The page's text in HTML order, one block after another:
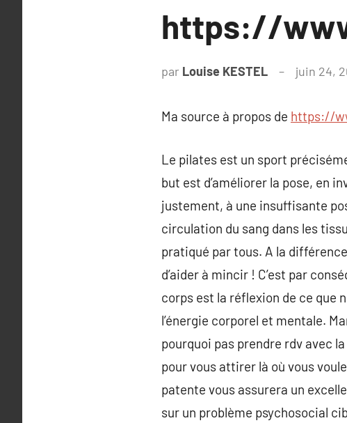
https://
par Louise KESTEL juin 24,
Ma source à propos de https://
Le pilates est un sport
but est d’améliorer la pose, en
justement, à une insuffisante
circulation du sang dans les
pratiqué par tous. A la
d’aider à mincir ! C’est par
corps est la réflexion de ce que
l’énergie corporel et mentale.
pourquoi pas prendre rdv avec
pour vous attirer là où vous
patente vous assurera un
sur un problème psychosocial